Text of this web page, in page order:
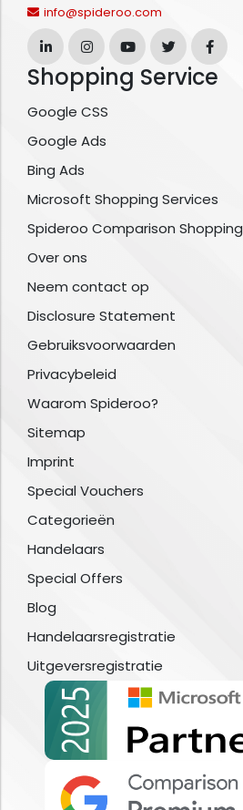
info@spideroo.com
Shopping Service
Google CSS
Google Ads
Bing Ads
Microsoft Shopping Services
Spideroo Comparison Shopping
Over ons
Neem contact op
Disclosure Statement
Gebruiksvoorwaarden
Privacybeleid
Waarom Spideroo?
Sitemap
Imprint
Special Vouchers
Categorieën
Handelaars
Special Offers
Blog
Handelaarsregistratie
Uitgeversregistratie